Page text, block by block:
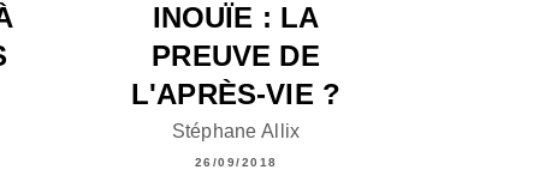
INOUÏE : LA
PREUVE DE
L'APRÈS-VIE ?
Stéphane Allix
26/09/2018